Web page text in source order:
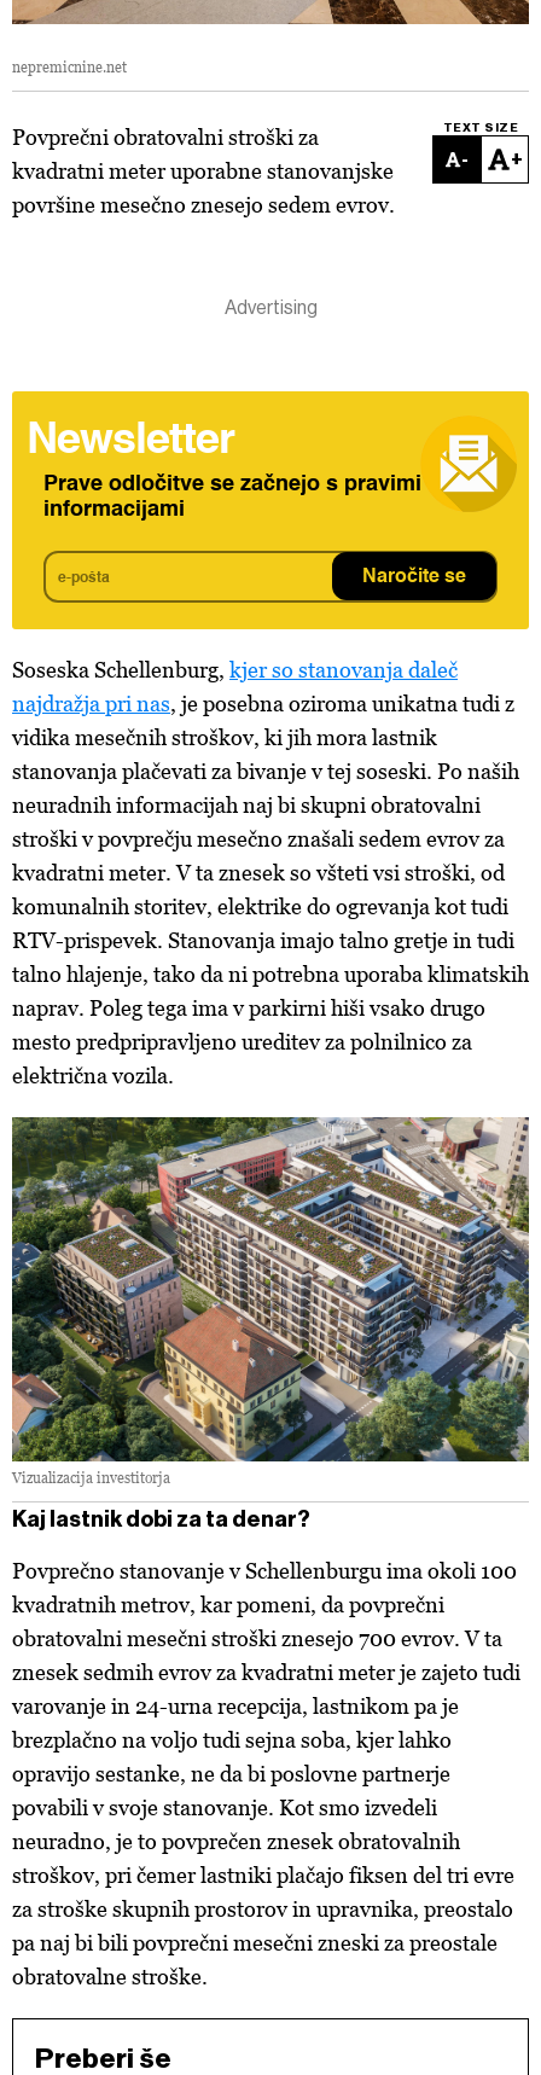
nepremicnine.net
TEXT SIZE
- +
Povprečni obratovalni stroški za
kvadratni meter uporabne stanovanjske
površine mesečno znesejo sedem evrov.
Newsletter
Prave odločitve se začnejo s pravimi
informacijami
Naročite se
Soseska Schellenburg, kjer so stanovanja daleč
najdražja pri nas, je posebna oziroma unikatna tudi z
vidika mesečnih stroškov, ki jih mora lastnik
stanovanja plačevati za bivanje v tej soseski. Po naših
neuradnih informacijah naj bi skupni obratovalni
stroški v povprečju mesečno znašali sedem evrov za
kvadratni meter. V ta znesek so všteti vsi stroški, od
komunalnih storitev, elektrike do ogrevanja kot tudi
RTV-prispevek. Stanovanja imajo talno gretje in tudi
talno hlajenje, tako da ni potrebna uporaba klimatskih
naprav. Poleg tega ima v parkirni hiši vsako drugo
mesto predpripravljeno ureditev za polnilnico za
električna vozila.
Vizualizacija investitorja
Kaj lastnik dobi za ta denar?
Povprečno stanovanje v Schellenburgu ima okoli 100
kvadratnih metrov, kar pomeni, da povprečni
obratovalni mesečni stroški znesejo 700 evrov. V ta
znesek sedmih evrov za kvadratni meter je zajeto tudi
varovanje in 24-urna recepcija, lastnikom pa je
brezplačno na voljo tudi sejna soba, kjer lahko
opravijo sestanke, ne da bi poslovne partnerje
povabili v svoje stanovanje. Kot smo izvedeli
neuradno, je to povprečen znesek obratovalnih
stroškov, pri čemer lastniki plačajo fiksen del tri evre
za stroške skupnih prostorov in upravnika, preostalo
pa naj bi bili povprečni mesečni zneski za preostale
obratovalne stroške.
Preberi še